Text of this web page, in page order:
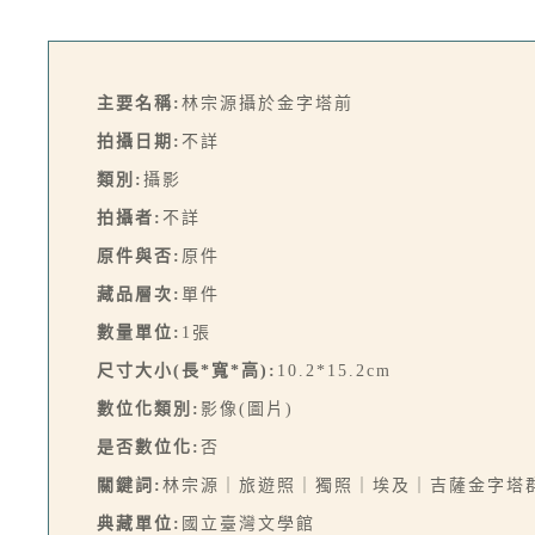
主要名稱: 林宗源攝於金字塔前
拍攝日期: 不詳
類別: 攝影
拍攝者: 不詳
原件與否: 原件
藏品層次: 單件
數量單位: 1張
尺寸大小(長*寬*高): 10.2*15.2cm
數位化類別: 影像(圖片)
是否數位化: 否
關鍵詞: 林宗源｜旅遊照｜獨照｜埃及｜吉薩金字塔
典藏單位: 國立臺灣文學館